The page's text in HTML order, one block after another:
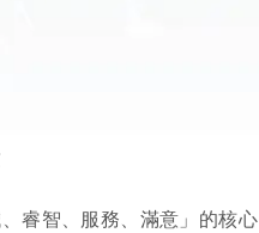
睿智、服務、滿意」的核心